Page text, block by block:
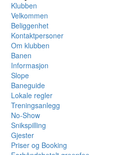
Klubben
Velkommen
Beliggenhet
Kontaktpersoner
Om klubben
Banen
Informasjon
Slope
Baneguide
Lokale regler
Treningsanlegg
No-Show
Snikspilling
Gjester
Priser og Booking